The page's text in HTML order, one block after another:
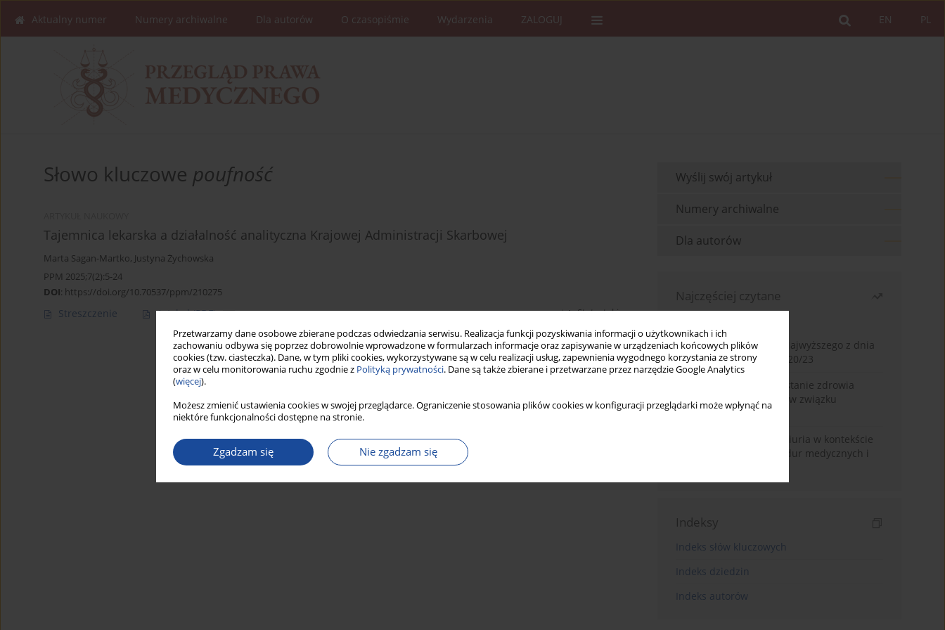
Przetwarzamy dane osobowe zbierane podczas odwiedzania serwisu. Realizacja funkcji pozyskiwania informacji o użytkownikach i ich
zachowaniu odbywa się poprzez dobrowolnie wprowadzone w formularzach informacje oraz zapisywanie w urządzeniach końcowych plików
cookies (tzw. ciasteczka). Dane, w tym pliki cookies, wykorzystywane są w celu realizacji usług, zapewnienia wygodnego korzystania ze strony
oraz w celu monitorowania ruchu zgodnie z Polityką prywatności. Dane są także zbierane i przetwarzane przez narzędzie Google Analytics
(więcej).
Możesz zmienić ustawienia cookies w swojej przeglądarce. Ograniczenie stosowania plików cookies w konfiguracji przeglądarki może wpłynąć na
niektóre funkcjonalności dostępne na stronie.
Zgadzam się Nie zgadzam się
PL
EN
Aktualny numer Numery archiwalne Dla autorów O czasopiśmie Wydarzenia ZALOGUJ
Słowo kluczowe poufność
Tajemnica lekarska a działalność analityczna Krajowej Administracji Skarbowej
Marta Sagan-Martko, Justyna Żychowska
PPM 2025;7(2):5-24
DOI: https://doi.org/10.70537/ppm/210275
Streszczenie Artykuł(PDF) Statystyki
Wyślij swój artykuł
Numery archiwalne
Dla autorów
Najczęściej czytane
Glosa do wyroku Sądu Najwyższego z dnia
2 lipca 2025 r., II CSKP 920/23
Dostęp do informacji o stanie zdrowia
pacjenta pozostającego w związku
jednopłciowym
Zasada volenti non fit iniuria w kontekście
nieodwracalnych procedur medycznych i
Indeksy
Indeks słów kluczowych
Indeks dziedzin
Indeks autorów